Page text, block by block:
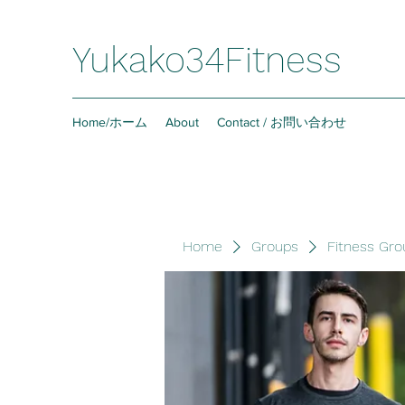
Yukako34Fitness
Home/ホーム About Contact / お問い合わせ
Home Groups Fitness